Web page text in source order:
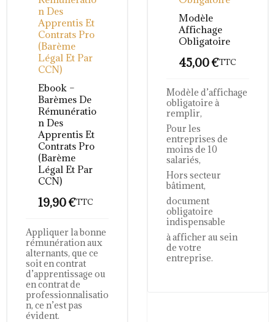
N Des
Apprentis Et
Contrats Pro
(barème
Légal Et Par
CCN)
Ebook –
Barèmes De
Rémunératio
N Des
Apprentis Et
Contrats Pro
(barème
Légal Et Par
CCN)
19,90€TTC
Appliquer la bonne
rémunération aux
alternants, que ce
soit en contrat
d’apprentissage ou
en contrat de
professionnalisatio
n, ce n’est pas
évident.
Modèle
Affichage
Obligatoire
45,00€TTC
Modèle d’affichage
obligatoire à
remplir,
Pour les
entreprises de
moins de 10
salariés,
Hors secteur
bâtiment,
document
obligatoire
indispensable
à afficher au sein
de votre
entreprise.